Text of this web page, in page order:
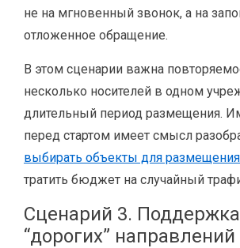
не на мгновенный звонок, а на
отложенное обращение.
В этом сценарии важна
несколько носителей в одном
длительный период размещения.
перед стартом имеет смысл
выбирать объекты для размещения
тратить бюджет на случайный
Сценарий 3. Поддержка
“дорогих” направлений